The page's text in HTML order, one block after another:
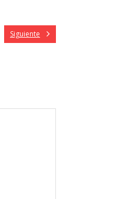
Siguiente